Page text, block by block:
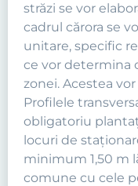
străzi se vor
cadrul cărora se
unitare, specific
ce vor determina
zonei. Acestea
Profilele
obligatoriu
locuri de
minimum 1,50 m
comune cu cele